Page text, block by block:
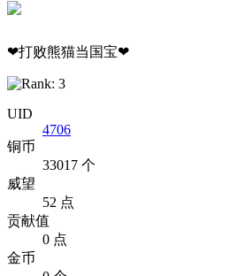
❤打败熊猫当国宝❤
UID
4706
铜币
33017 个
威望
52 点
贡献值
0 点
金币